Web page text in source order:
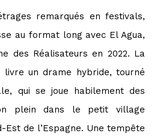
au format long avec El Agua,
des Réalisateurs en 2022. La
livre un drame hybride, tourné
qui se joue habilement des
plein dans le petit village
Est de l’Espagne. Une tempête